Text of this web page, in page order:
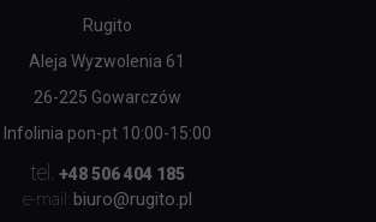
Rugito
Aleja Wyzwolenia 61
26-225 Gowarczów
Infolinia pon-pt 10:00-15:00
tel.
+48 506 404 185
e-mail: biuro@rugito.pl